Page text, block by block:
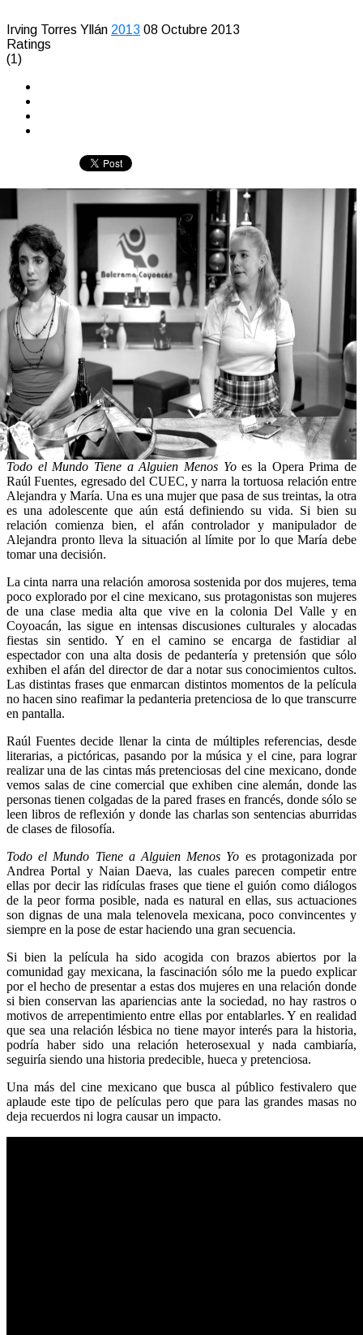
Irving Torres Yllán 2013 08 Octubre 2013
Ratings
(1)
Todo el Mundo Tiene a Alguien Menos Yoes la Opera Prima de
Raúl Fuentes, egresado del CUEC, y narra la tortuosa relación entre
Alejandra y María. Una es una mujer que pasa de sus treintas, la otra
es una adolescente que aún está definiendo su vida. Si bien su
relación comienza bien, el afán controlador y manipulador de
Alejandra pronto lleva la situación al límite por lo que María debe
tomar una decisión.
La cinta narra una relación amorosa sostenida por dos mujeres, tema
poco explorado por el cine mexicano, sus protagonistas son mujeres
de una clase media alta que vive en la colonia Del Valle y en
Coyoacán, las sigue en intensas discusiones culturales y alocadas
fiestas sin sentido. Y en el camino se encarga de fastidiar al
espectador con una alta dosis de pedantería y pretensión que sólo
exhiben el afán del director de dar a notar sus conocimientos cultos.
Las distintas frases que enmarcan distintos momentos de la película
no hacen sino reafimar la pedanteria pretenciosa de lo que transcurre
en pantalla.
Raúl Fuentes decide llenar la cinta de múltiples referencias, desde
literarias, a pictóricas, pasando por la música y el cine, para lograr
realizar una de las cintas más pretenciosas del cine mexicano, donde
vemos salas de cine comercial que exhiben cine alemán, donde las
personas tienen colgadas de la pared frases en francés, donde sólo se
leen libros de reflexión y donde las charlas son sentencias aburridas
de clases de filosofía.
Todo el Mundo Tiene a Alguien Menos Yo es protagonizada por
Andrea Portal y Naian Daeva, las cuales parecen competir entre
ellas por decir las ridículas frases que tiene el guión como diálogos
de la peor forma posible, nada es natural en ellas, sus actuaciones
son dignas de una mala telenovela mexicana, poco convincentes y
siempre en la pose de estar haciendo una gran secuencia.
Si bien la película ha sido acogida con brazos abiertos por la
comunidad gay mexicana, la fascinación sólo me la puedo explicar
por el hecho de presentar a estas dos mujeres en una relación donde
si bien conservan las apariencias ante la sociedad, no hay rastros o
motivos de arrepentimiento entre ellas por entablarles. Y en realidad
que sea una relación lésbica no tiene mayor interés para la historia,
podría haber sido una relación heterosexual y nada cambiaría,
seguiría siendo una historia predecible, hueca y pretenciosa.
Una más del cine mexicano que busca al público festivalero que
aplaude este tipo de películas pero que para las grandes masas no
deja recuerdos ni logra causar un impacto.